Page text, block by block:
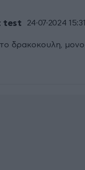
test 24·07·2024 15:31
δρακοκουλη, μονο